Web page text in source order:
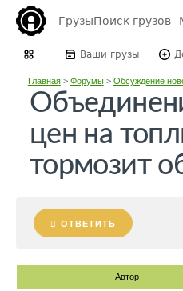
ГрузыПоиск грузов
Ваши грузы
Главная> Форумы> Обсуждение
цен на
тормозит
ОТВЕТИТЬ
Автор